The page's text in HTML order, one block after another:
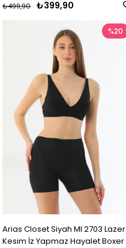
₺399,90
₺499,90
Arias Closet Siyah MI 2703 Lazer
Kesim İz Yapmaz Hayalet Boxer
%20